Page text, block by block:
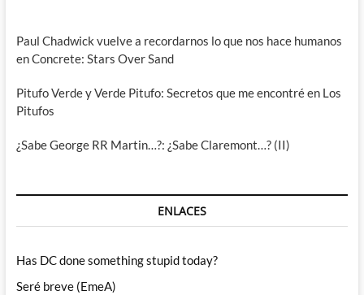
Paul Chadwick vuelve a recordarnos lo que nos hace humanos
en Concrete: Stars Over Sand
Pitufo Verde y Verde Pitufo: Secretos que me encontré en Los
Pitufos
¿Sabe George RR Martin…?: ¿Sabe Claremont…? (II)
ENLACES
Has DC done something stupid today?
Seré breve (EmeA)